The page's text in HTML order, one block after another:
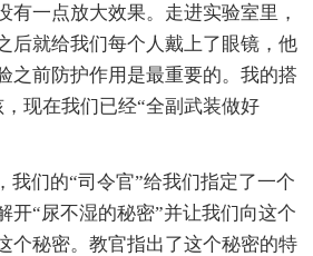
有一点放大效果。走进实验室里，
后就给我们每个人戴上了眼镜，他
之前防护作用是最重要的。我的搭
现在我们已经“全副武装做好
我们的“司令官”给我们指定了一个
“尿不湿的秘密”并让我们向这个
个秘密。教官指出了这个秘密的特